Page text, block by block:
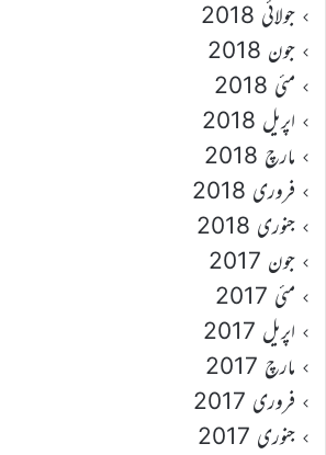
جولائی 2018
جون 2018
مئی 2018
اپریل 2018
مارچ 2018
فروری 2018
جنوری 2018
جون 2017
مئی 2017
اپریل 2017
مارچ 2017
فروری 2017
جنوری 2017